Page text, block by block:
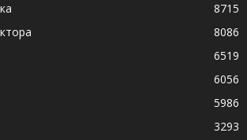
8715
8086
6519
6056
5986
3293